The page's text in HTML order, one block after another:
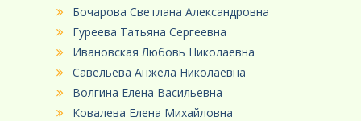
Бочарова Светлана Александровна
Гуреева Татьяна Сергеевна
Ивановская Любовь Николаевна
Савельева Анжела Николаевна
Волгина Елена Васильевна
Ковалева Елена Михайловна